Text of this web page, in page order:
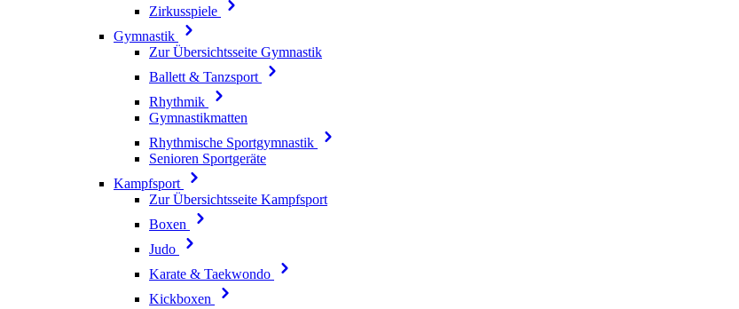
Zirkusspiele
Gymnastik
Zur Übersichtsseite Gymnastik
Ballett & Tanzsport
Rhythmik
Gymnastikmatten
Rhythmische Sportgymnastik
Senioren Sportgeräte
Kampfsport
Zur Übersichtsseite Kampfsport
Boxen
Judo
Karate & Taekwondo
Kickboxen